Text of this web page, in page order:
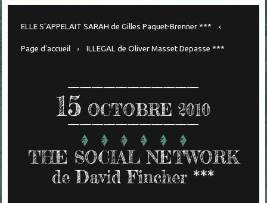
ELLE S’APPELAIT SARAH de Gilles Paquet-Brenner ***
Page d'accueil ILLEGAL de Oliver Masset Depasse ***
15 OCTOBRE 2010
THE SOCIAL NETWORK
de David Fincher ***